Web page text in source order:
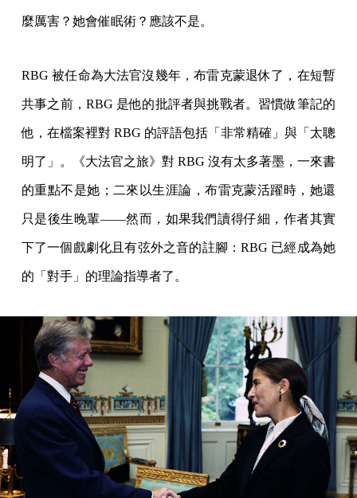
麼厲害？她會催眠術？應該不是。
RBG 被任命為大法官沒幾年，布雷克蒙退休了，在短暫
共事之前，RBG 是他的批評者與挑戰者。習慣做筆記的
他，在檔案裡對 RBG 的評語包括「非常精確」與「太聰
明了」。《大法官之旅》對 RBG 沒有太多著墨，一來書
的重點不是她；二來以生涯論，布雷克蒙活躍時，她還
只是後生晚輩——然而，如果我們讀得仔細，作者其實
下了一個戲劇化且有弦外之音的註腳：RBG 已經成為她
的「對手」的理論指導者了。